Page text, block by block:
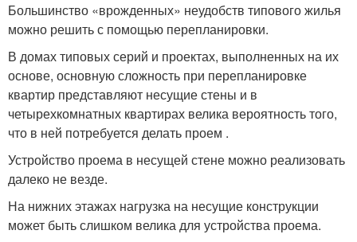
Большинство «врожденных» неудобств типового жилья
можно решить с помощью перепланировки.
В домах типовых серий и проектах, выполненных на их
основе, основную сложность при перепланировке
квартир представляют несущие стены и в
четырехкомнатных квартирах велика вероятность того,
что в ней потребуется делать проем .
Устройство проема в несущей стене можно реализовать
далеко не везде.
На нижних этажах нагрузка на несущие конструкции
может быть слишком велика для устройства проема.